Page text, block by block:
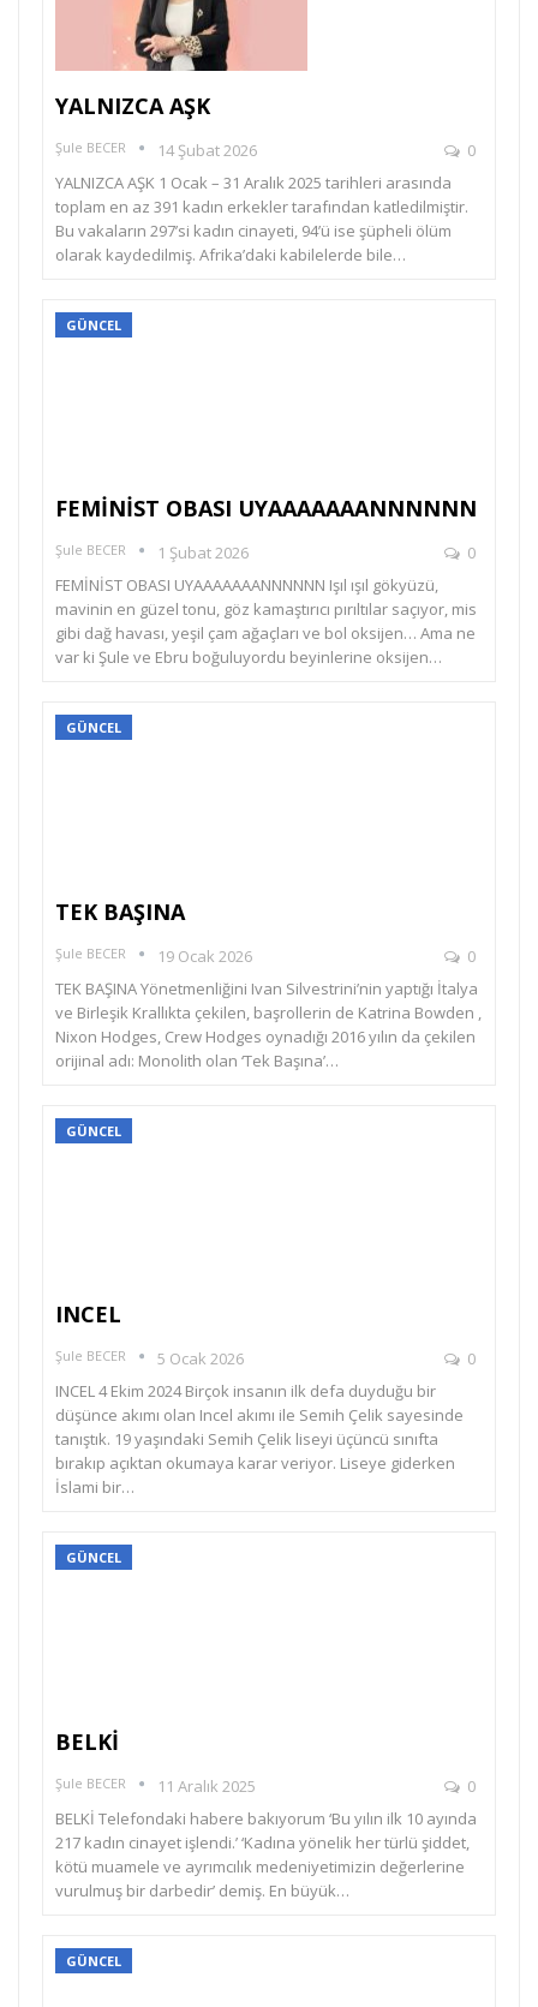
YALNIZCA AŞK
Şule BECER 14 Şubat 2026
0
YALNIZCA AŞK 1 Ocak – 31 Aralık 2025 tarihleri arasında
toplam en az 391 kadın erkekler tarafından katledilmiştir.
Bu vakaların 297’si kadın cinayeti, 94’ü ise şüpheli ölüm
olarak kaydedilmiş. Afrika’daki kabilelerde bile…
GÜNCEL
FEMİNİST OBASI UYAAAAAAANNNNNN
Şule BECER 1 Şubat 2026
0
FEMİNİST OBASI UYAAAAAAANNNNNN Işıl ışıl gökyüzü,
mavinin en güzel tonu, göz kamaştırıcı pırıltılar saçıyor, mis
gibi dağ havası, yeşil çam ağaçları ve bol oksijen… Ama ne
var ki Şule ve Ebru boğuluyordu beyinlerine oksijen…
GÜNCEL
TEK BAŞINA
Şule BECER 19 Ocak 2026
0
TEK BAŞINA Yönetmenliğini Ivan Silvestrini’nin yaptığı İtalya
ve Birleşik Krallıkta çekilen, başrollerin de Katrina Bowden ,
Nixon Hodges, Crew Hodges oynadığı 2016 yılın da çekilen
orijinal adı: Monolith olan ‘Tek Başına’…
GÜNCEL
INCEL
Şule BECER 5 Ocak 2026
0
INCEL 4 Ekim 2024 Birçok insanın ilk defa duyduğu bir
düşünce akımı olan Incel akımı ile Semih Çelik sayesinde
tanıştık. 19 yaşındaki Semih Çelik liseyi üçüncü sınıfta
bırakıp açıktan okumaya karar veriyor. Liseye giderken
İslami bir…
GÜNCEL
BELKİ
Şule BECER 11 Aralık 2025
0
BELKİ Telefondaki habere bakıyorum ‘Bu yılın ilk 10 ayında
217 kadın cinayet işlendi.’ ‘Kadına yönelik her türlü şiddet,
kötü muamele ve ayrımcılık medeniyetimizin değerlerine
vurulmuş bir darbedir’ demiş. En büyük…
GÜNCEL